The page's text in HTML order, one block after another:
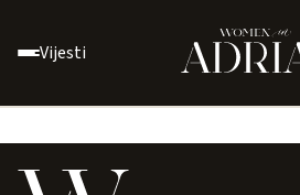
Vijesti